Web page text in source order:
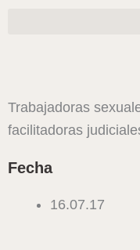
Trabajadoras
facilitadoras
Fecha
16.07.17